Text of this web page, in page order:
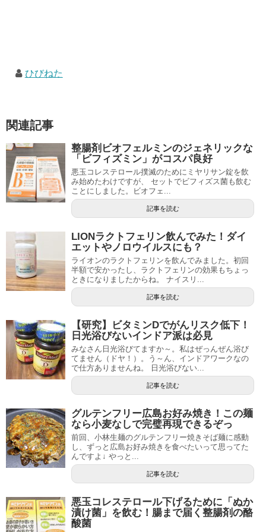
ひびねた
関連記事
整腸剤ビオフェルミンのジェネリックな
「ビフィズミン」がコスパ良好
悪玉コレステロール撲滅のためにミヤリサン錠を飲
み始めたわけですが、 セットでビフィズス菌も飲む
ことにしました。ビオフェ...
記事を読む
LIONラクトフェリン飲んでみた！ダイ
エットやノロウイルスにも？
ライオンのラクトフェリンを飲んでみました。初回
半額で安かったし、ラクトフェリンの効果もちょっ
ときになりましたからね。 ナイスリ...
記事を読む
【研究】ビタミンDでがんリスク低下！
日光浴びないインドア派は必見
みなさん日光浴びてますか～。私はぜっんぜん浴び
てません（ドヤ！）。う～ん、インドアワークなの
で仕方ありませんね。 日光浴びない...
記事を読む
グルテンフリー広島お好み焼き！この麺
なら小麦なしで完璧再現できるぞっ
前回、小林生麺のグルテンフリー焼きそば麺に感動
し、ずっと広島お好み焼きを食べたいって思ってた
んですよ↓ やっと...
記事を読む
悪玉コレステロール下げるために「ぬか
漬け菌」を飲む！腸まで届く整腸剤の酪
酸菌